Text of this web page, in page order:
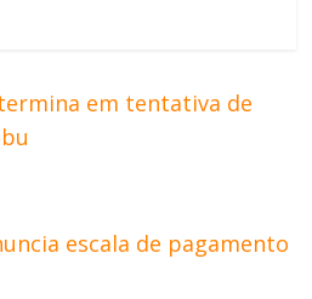
em tentativa de
escala de pagamento